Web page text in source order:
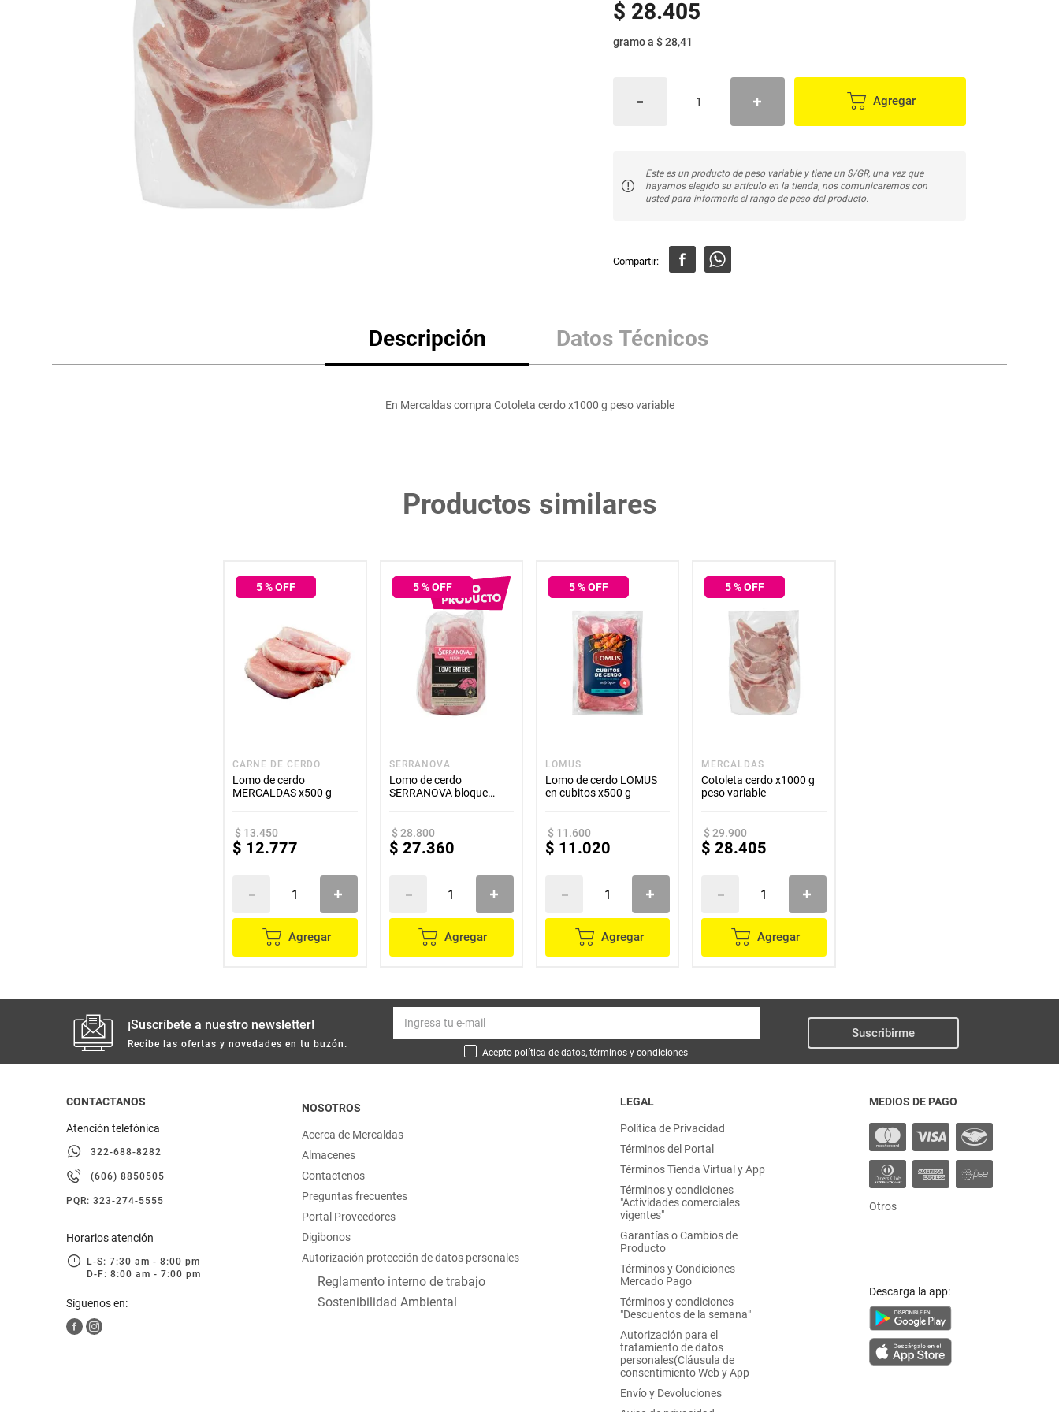
lácteos y refrigerados
hogar
$ 28.405
gramoa $ 28,41
Agregar
Este es un producto de peso variable y tiene un $/GR, una vez que
hayamos elegido su artículo en la tienda, nos comunicaremos con
usted para informarle el rango de peso del producto.
Descripción Datos Técnicos
En Mercaldas compra Cotoleta cerdo x1000 g peso variable
Productos similares
5% OFF
CARNE DE CERDO
Lomo de cerdo
MERCALDAS x500 g
$13.450
$ 12.777
Agregar
5% OFF
SERRANOVA
Lomo de cerdo
SERRANOVA bloque
$28.800
$ 27.360
Agregar
5% OFF
LOMUS
Lomo de cerdo LOMUS
en cubitos x500 g
$11.600
$ 11.020
Agregar
5% OFF
MERCALDAS
Cotoleta cerdo x1000 g
peso variable
$29.900
$ 28.405
Agregar
¡Suscríbete a nuestro newsletter!
Recibe las ofertas y novedades en tu buzón.
Acepto política de datos, términos y condiciones
Suscribirme
CONTACTANOS
Atención telefónica
322-688-8282
(606) 8850505
PQR: 323-274-5555
Horarios atención
L-S: 7:30 am - 8:00 pm
D-F: 8:00 am - 7:00 pm
Síguenos en:
NOSOTROS
Acerca de Mercaldas
Almacenes
Contactenos
Preguntas frecuentes
Portal Proveedores
Digibonos
Autorización protección de datos personales
Reglamento interno de trabajo
Sostenibilidad Ambiental
LEGAL
Política de Privacidad
Términos del Portal
Términos Tienda Virtual y App
Términos y condiciones
"Actividades comerciales
vigentes"
Garantías o Cambios de
Producto
Términos y Condiciones
Mercado Pago
Términos y condiciones
"Descuentos de la semana"
Autorización para el
tratamiento de datos
personales(Cláusula de
consentimiento Web y App
Envío y Devoluciones
MEDIOS DE PAGO
Otros
Descarga la app:
Aceite